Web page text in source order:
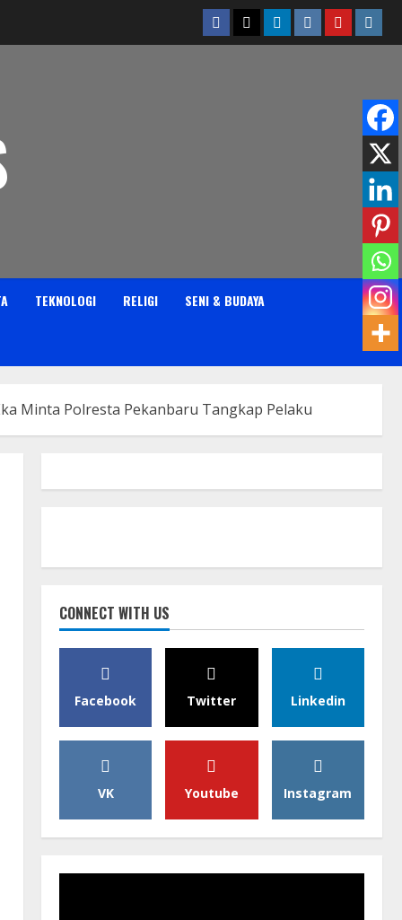
Facebook
TwitterLinkedin
VK Youtube
TEKNOLOGI RELIGI SENI & BUDAYA
Minta Polresta Pekanbaru Tangkap Pelaku
CONNECT WITH US
Facebook Twitter Linkedin
VK Youtube Instagram